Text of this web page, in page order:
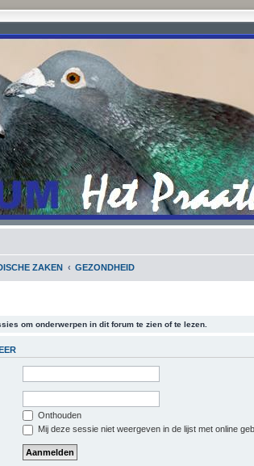
ZAKEN GEZONDHEID
om onderwerpen in dit forum te zien of te lezen.
Onthouden
Mij deze sessie niet weergeven in de lijst met online